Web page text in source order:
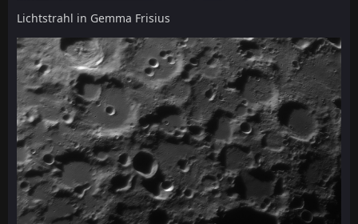
Lichtstrahl in Gemma Frisius